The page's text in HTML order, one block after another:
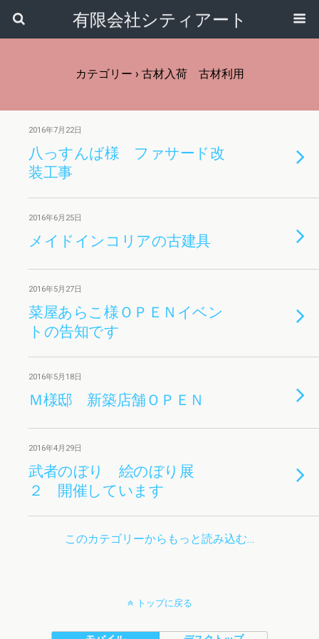
有限会社シティアート
カテゴリー › 古材入荷 古材利用
2016年7月22日
八っすんば様 ファサード改
装工事
2016年6月25日
メイドインコリアの古建具
2016年5月27日
菜屋あらこ様ＯＰＥＮイベン
トの告知です
2016年5月18日
Ｍ様邸 新築店舗ＯＰＥＮ
2016年4月29日
武者のぼり 絵のぼり展
２ 開催しています
このカテゴリーからもっと読み込む…
トップに戻る